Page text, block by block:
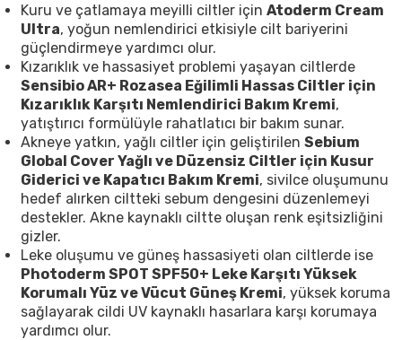
Kuru ve çatlamaya meyilli ciltler için Atoderm Cream
Ultra, yoğun nemlendirici etkisiyle cilt bariyerini
güçlendirmeye yardımcı olur.
Kızarıklık ve hassasiyet problemi yaşayan ciltlerde
Sensibio AR+ Rozasea Eğilimli Hassas Ciltler için
Kızarıklık Karşıtı Nemlendirici Bakım Kremi,
yatıştırıcı formülüyle rahatlatıcı bir bakım sunar.
Akneye yatkın, yağlı ciltler için geliştirilen Sebium
Global Cover Yağlı ve Düzensiz Ciltler için Kusur
Giderici ve Kapatıcı Bakım Kremi, sivilce oluşumunu
hedef alırken ciltteki sebum dengesini düzenlemeyi
destekler. Akne kaynaklı ciltte oluşan renk eşitsizliğini
gizler.
Leke oluşumu ve güneş hassasiyeti olan ciltlerde ise
Photoderm SPOT SPF50+ Leke Karşıtı Yüksek
Korumalı Yüz ve Vücut Güneş Kremi, yüksek koruma
sağlayarak cildi UV kaynaklı hasarlara karşı korumaya
yardımcı olur.